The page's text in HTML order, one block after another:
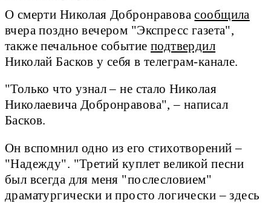
О смерти Николая Добронравовасообщила
вчера поздно вечером "Экспресс газета",
также печальное событие подтвердил
Николай Басков у себя в телеграм-канале.
"Только что узнал – не стало Николая
Николаевича Добронравова", – написал
Басков.
Он вспомнил одно из его стихотворений –
"Надежду". "Третий куплет великой песни
был всегда для меня "послесловием"
драматургически и просто логически – здесь